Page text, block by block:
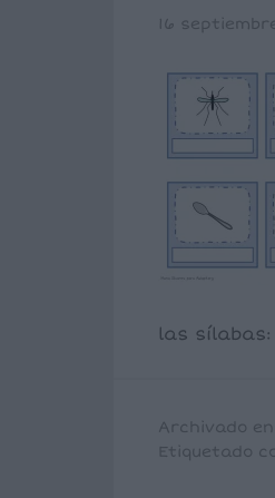
16
las
Archivado en:
Etiquetado